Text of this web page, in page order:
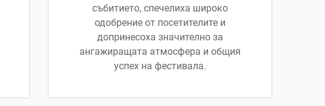
събитието, спечелиха широко
одобрение от посетителите и
допринесоха значително за
ангажиращата атмосфера и общия
успех на фестивала.